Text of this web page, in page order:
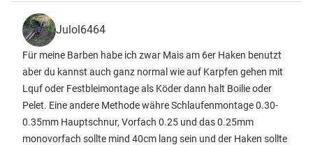
Julol6464
Für meine Barben habe ich zwar Mais am 6er Haken benutzt
aber du kannst auch ganz normal wie auf Karpfen gehen mit
Lquf oder Festbleimontage als Köder dann halt Boilie oder
Pelet. Eine andere Methode währe Schlaufenmontage 0.30-
0.35mm Hauptschnur, Vorfach 0.25 und das 0.25mm
monovorfach sollte mind 40cm lang sein und der Haken sollte